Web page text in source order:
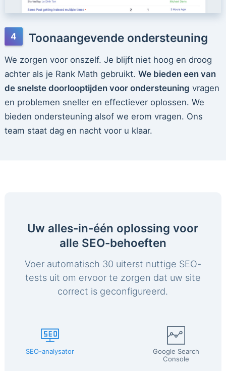
Toonaangevende ondersteuning
We zorgen voor onszelf. Je blijft niet hoog en droog
achter als je Rank Math gebruikt. We bieden een van
de snelste doorlooptijden voor ondersteuning vragen
en problemen sneller en effectiever oplossen. We
bieden ondersteuning alsof we erom vragen. Ons
team staat dag en nacht voor u klaar.
Uw alles-in-één oplossing voor
alle SEO-behoeften
Voer automatisch 30 uiterst nuttige SEO-
tests uit om ervoor te zorgen dat uw site
correct is geconfigureerd.
SEO-analysator
Google Search
Console